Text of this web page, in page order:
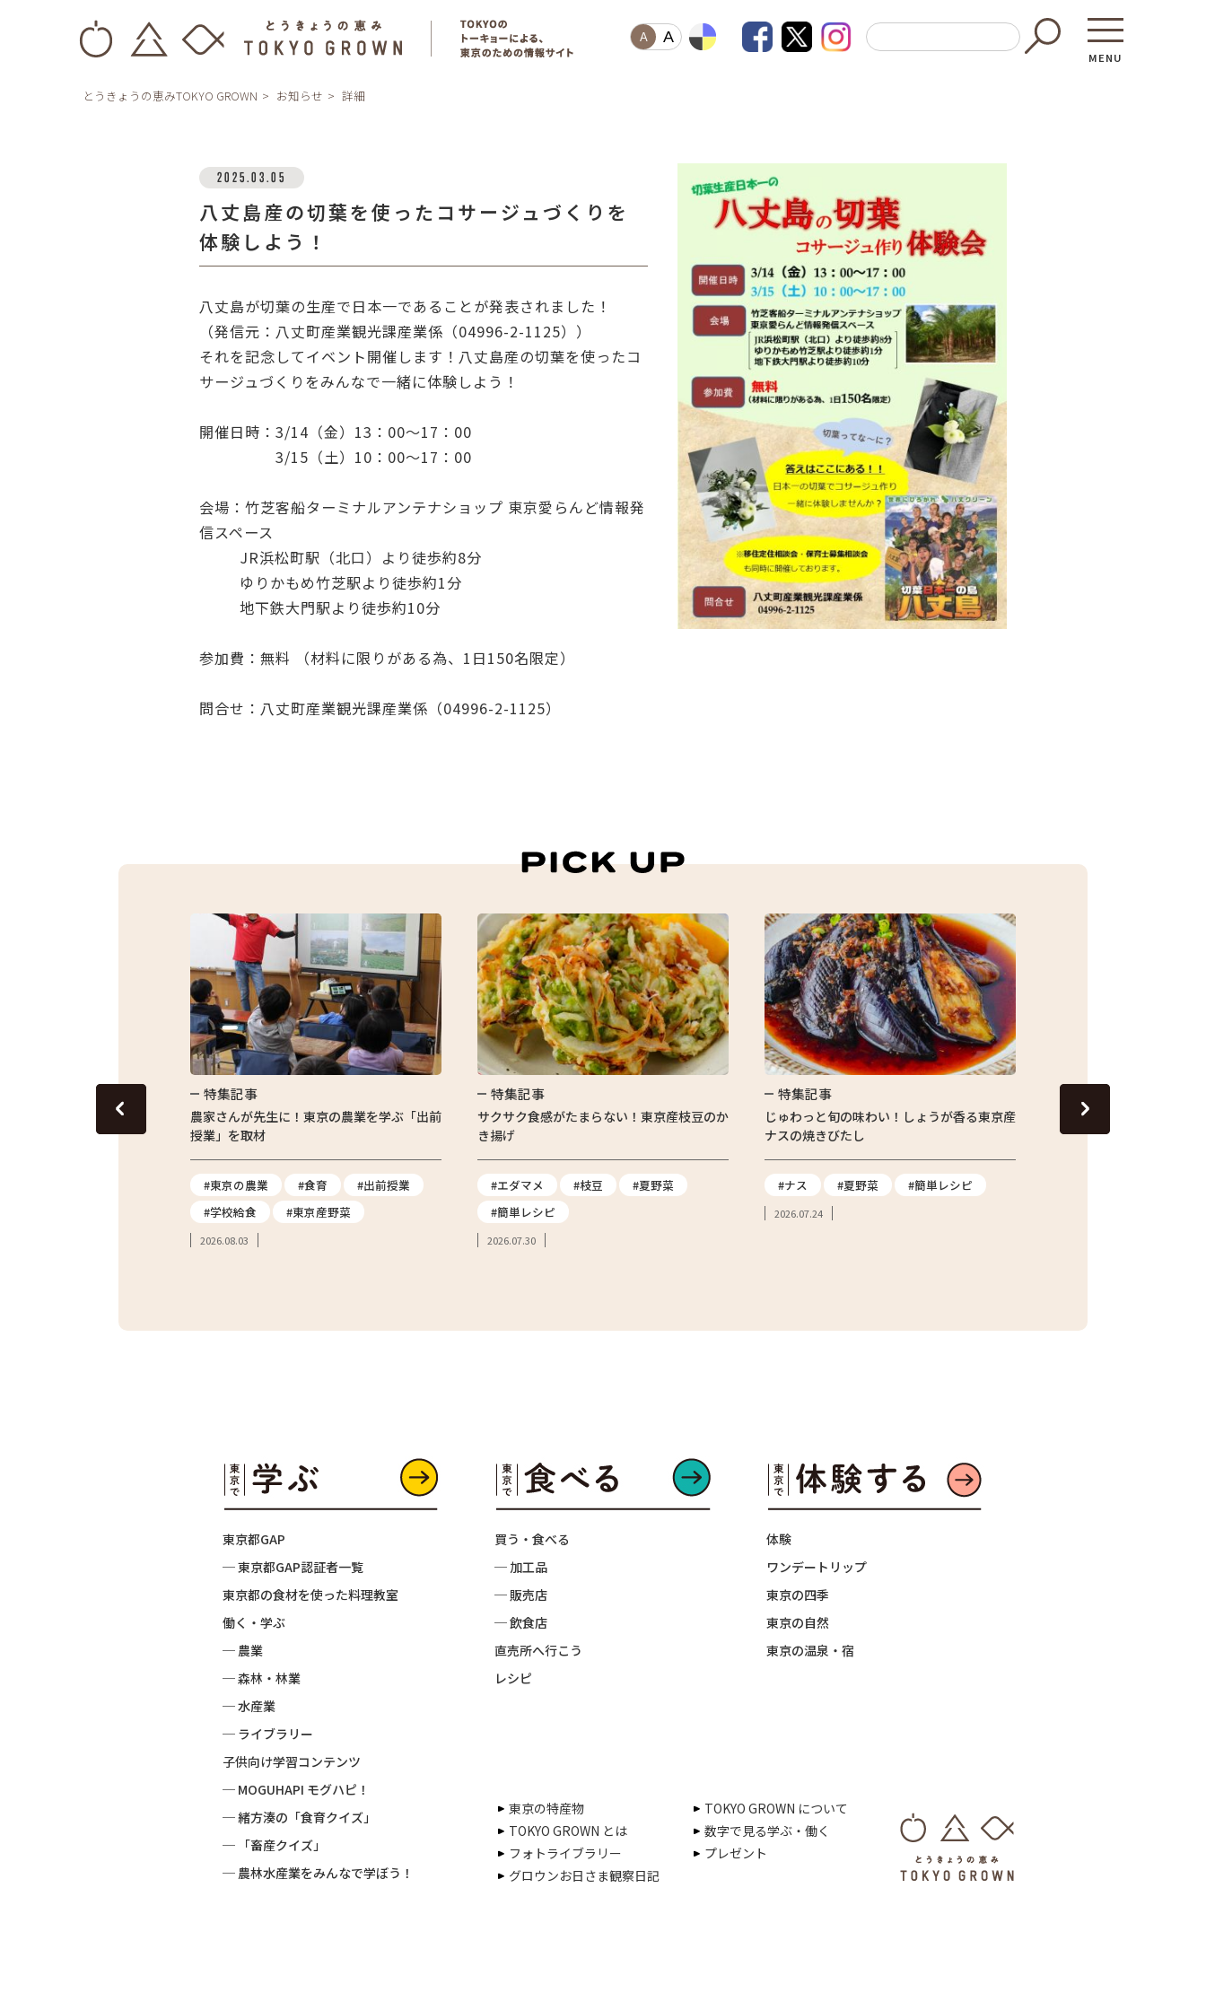
A A
MENU
東京都GAP
─ 東京都GAP認証者一覧
東京都の食材を使った料理教室
働く・学ぶ
─ 森林・林業
─ 水産業
─ ライブラリー
子供向け学習コンテンツ
─ MOGUHAPI モグハピ！
─ 緒方湊の「食育クイズ」
─ 「畜産クイズ」
─ 農林水産業をみんなで学ぼう！
とうきょうの恵みTOKYO GROWN お知らせ 詳細
2025.03.05
八丈島産の切葉を使ったコサージュづくりを
体験しよう！
八丈島が切葉の生産で日本一であることが発表されました！
（発信元：八丈町産業観光課産業係（04996-2-1125） ）
それを記念してイベント開催します！八丈島産の切葉を使ったコ
サージュづくりをみんなで一緒に体験しよう！
開催日時：3/14（金）13：00～17：00
3/15（土）10：00～17：00
会場：竹芝客船ターミナルアンテナショップ 東京愛らんど情報発
信スペース
JR浜松町駅（北口）より徒歩約8分
ゆりかもめ竹芝駅より徒歩約1分
地下鉄大門駅より徒歩約10分
参加費：無料 （材料に限りがある為、1日150名限定）
問合せ：八丈町産業観光課産業係（04996-2-1125）
ーンピースのおいしさを
特集記事
農家さんが先生に！東京の農業を学ぶ「出前
授業」を取材
#東京の農業 #食育
#出前授業
#学校給食
#東京産野菜
2026.08.03
特集記事
サクサク食感がたまらない！東京産枝豆のか
き揚げ
#エダマメ #枝豆
#夏野菜
#簡単レシピ
2026.07.30
特集記事
じゅわっと旬の味わい！しょうが香る東京産
ナスの焼きびたし
#ナス #夏野菜 #簡単レシピ
2026.07.24
13代目の跡継ぎが守り続
青梅市の「東京富の里
東京都GAP
─ 東京都GAP認証者一覧
東京都の食材を使った料理教室
働く・学ぶ
─ 農業
─ 森林・林業
─ 水産業
─ ライブラリー
子供向け学習コンテンツ
─ MOGUHAPI モグハピ！
─ 緒方湊の「食育クイズ」
─ 「畜産クイズ」
─ 農林水産業をみんなで学ぼう！
買う・食べる
─ 加工品
─ 販売店
─ 飲食店
直売所へ行こう
レシピ
体験
ワンデートリップ
東京の四季
東京の自然
東京の温泉・宿
東京の特産物
TOKYO GROWN について
TOKYO GROWN とは
数字で見る学ぶ・働く
フォトライブラリー
プレゼント
グロウンお日さま観察日記